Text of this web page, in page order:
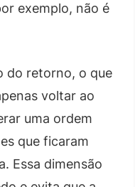
exemplo, não é
do retorno, o que
voltar ao
uma ordem
que ficaram
Essa dimensão